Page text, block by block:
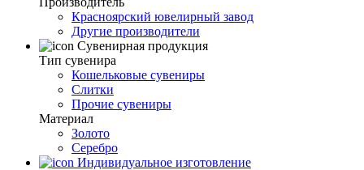
Красноярский ювелирный завод
Другие производители
Сувенирная продукция
Тип сувенира
Кошельковые сувениры
Слитки
Прочие сувениры
Материал
Золото
Серебро
Индивидуальное изготовление